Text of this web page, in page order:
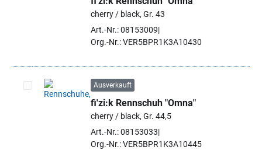
Artikel auswählen
cherry / black, Gr. 43
Art.-Nr.: 08153009
Org.-Nr.: VER5BPR1K3A10430
Artikel auswählen
Ausverkauft
fi'zi:k Rennschuh "Omna"
cherry / black, Gr. 44,5
Art.-Nr.: 08153033
Org.-Nr.: VER5BPR1K3A10445